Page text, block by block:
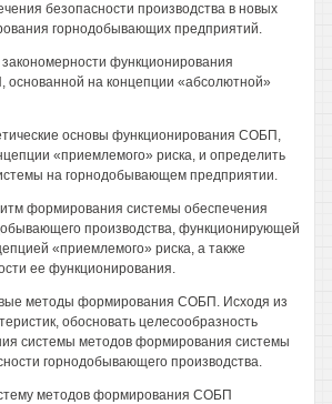
безопасности производства в новых
горнодобывающих предприятий.
функционирования
на концепции «абсолютной»
основы функционирования СОБП,
«приемлемого» риска, и определить
на горнодобывающем предприятии.
формирования системы обеспечения
производства, функционирующей
«приемлемого» риска, а также
ее функционирования.
методы формирования СОБП. Исходя из
обосновать целесообразность
системы методов формирования системы
горнодобывающего производства.
методов формирования СОБП